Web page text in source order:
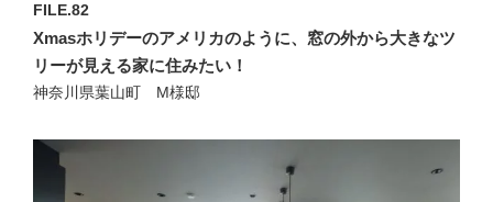
FILE.82
Xmasホリデーのアメリカのように、窓の外から大きなツ
リーが見える家に住みたい！
神奈川県葉山町 M様邸